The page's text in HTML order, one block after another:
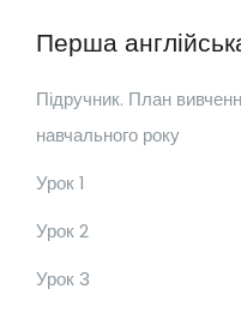
Перша
Підручник. План
навчального року
Урок 1
Урок 2
Урок 3